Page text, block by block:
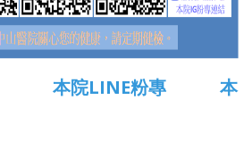
本院LINE粉專
本